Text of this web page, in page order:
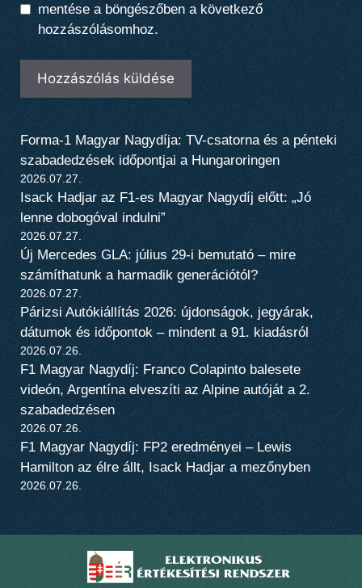
mentése a böngészőben a következő
hozzászólásomhoz.
Forma-1 Magyar Nagydíja: TV-csatorna és a pénteki
szabadedzések időpontjai a Hungaroringen
2026.07.27.
Isack Hadjar az F1-es Magyar Nagydíj előtt: „Jó
lenne dobogóval indulni”
2026.07.27.
Új Mercedes GLA: július 29-i bemutató – mire
számíthatunk a harmadik generációtól?
2026.07.27.
Párizsi Autókiállítás 2026: újdonságok, jegyárak,
dátumok és időpontok – mindent a 91. kiadásról
2026.07.26.
F1 Magyar Nagydíj: Franco Colapinto balesete
videón, Argentína elveszíti az Alpine autóját a 2.
szabadedzésen
2026.07.26.
F1 Magyar Nagydíj: FP2 eredményei – Lewis
Hamilton az élre állt, Isack Hadjar a mezőnyben
2026.07.26.